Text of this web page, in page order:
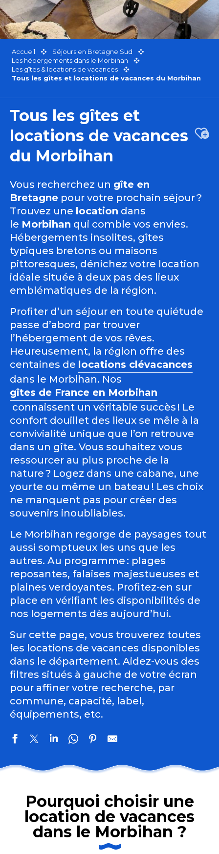
Accueil
Séjours en Bretagne Sud
Les hébergements dans le Morbihan
Les gîtes & locations de vacances
Tous les gîtes et locations de vacances du Morbihan
Tous les gîtes et
locations de vacances
du Morbihan
Vous recherchez un gîte en
Bretagne pour votre prochain séjour ?
Trouvez une location dans
le Morbihan qui comble vos envies.
Hébergements insolites, gîtes
typiques bretons ou maisons
pittoresques, dénichez votre location
idéale située à deux pas des lieux
emblématiques de la région.
Profiter d’un séjour en toute quiétude
passe d’abord par trouver
l’hébergement de vos rêves.
Heureusement, la région offre des
centaines de locations clévacances
dans le Morbihan. Nos
gîtes de France en Morbihan
connaissent un véritable succès ! Le
confort douillet des lieux se mêle à la
convivialité unique que l’on retrouve
dans un gîte. Vous souhaitez vous
ressourcer au plus proche de la
nature ? Logez dans une cabane, une
yourte ou même un bateau ! Les choix
ne manquent pas pour créer des
souvenirs inoubliables.
Le Morbihan regorge de paysages tout
aussi somptueux les uns que les
autres. Au programme : plages
reposantes, falaises majestueuses et
plaines verdoyantes. Profitez-en sur
place en vérifiant les disponibilités de
nos logements dès aujourd’hui.
Sur cette page, vous trouverez toutes
les locations de vacances disponibles
dans le département. Aidez-vous des
filtres situés à gauche de votre écran
pour affiner votre recherche, par
commune, capacité, label,
équipements, etc.
Bruguier Marcel
Marin
Maison Noroit
Audo Annie
Seigneurie Fouquet Cocagne_6
Pourquoi choisir une
location de vacances
dans le Morbihan ?